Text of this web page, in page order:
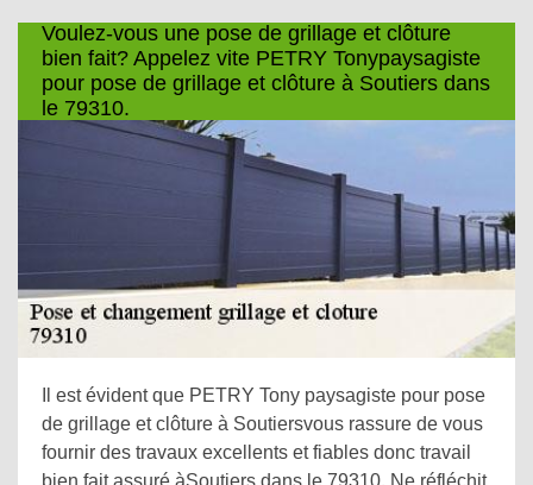
Voulez-vous une pose de grillage et clôture
bien fait? Appelez vite PETRY Tonypaysagiste
pour pose de grillage et clôture à Soutiers dans
le 79310.
Il est évident que PETRY Tony paysagiste pour pose
de grillage et clôture à Soutiersvous rassure de vous
fournir des travaux excellents et fiables donc travail
bien fait assuré àSoutiers dans le 79310. Ne réfléchit